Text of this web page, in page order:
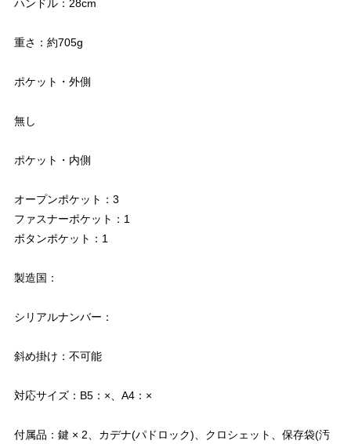
ハンドル：28cm
重さ：約705g
ポケット・外側
無し
ポケット・内側
オープンポケット：3
ファスナーポケット：1
ボタンポケット：1
製造国：
シリアルナンバー：
斜め掛け：不可能
対応サイズ：B5：×、A4：×
付属品：鍵 × 2、カデナ(パドロック)、クロシェット、保存袋(汚